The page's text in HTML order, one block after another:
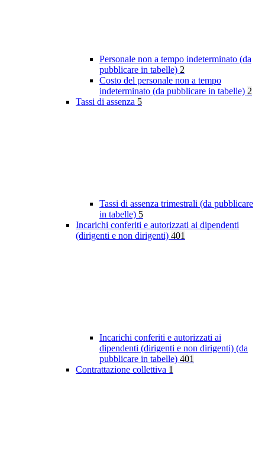
Personale non a tempo indeterminato (da
pubblicare in tabelle) 2
Costo del personale non a tempo
indeterminato (da pubblicare in tabelle) 2
Tassi di assenza 5
Tassi di assenza trimestrali (da pubblicare
in tabelle) 5
Incarichi conferiti e autorizzati ai dipendenti
(dirigenti e non dirigenti) 401
Incarichi conferiti e autorizzati ai
dipendenti (dirigenti e non dirigenti) (da
pubblicare in tabelle) 401
Contrattazione collettiva 1